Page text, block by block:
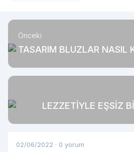
Önceki
TASARIM BLUZLAR NASIL
LEZZETİYLE EŞSİZ
02/06/2022 · 0 yorum